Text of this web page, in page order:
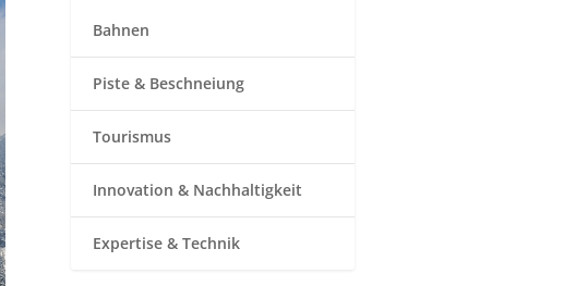
Bahnen
Piste & Beschneiung
Tourismus
Innovation & Nachhaltigkeit
Expertise & Technik